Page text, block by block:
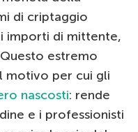
di criptaggio
importi di mittente,
estremo
motivo per cui gli
nascosti: rende
e i professionisti